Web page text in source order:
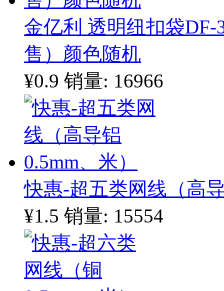
金亿利 透明纽扣袋DF-
售）颜色随机
¥0.9 销量: 16966
快惠-超五类网线（高
¥1.5 销量: 15554